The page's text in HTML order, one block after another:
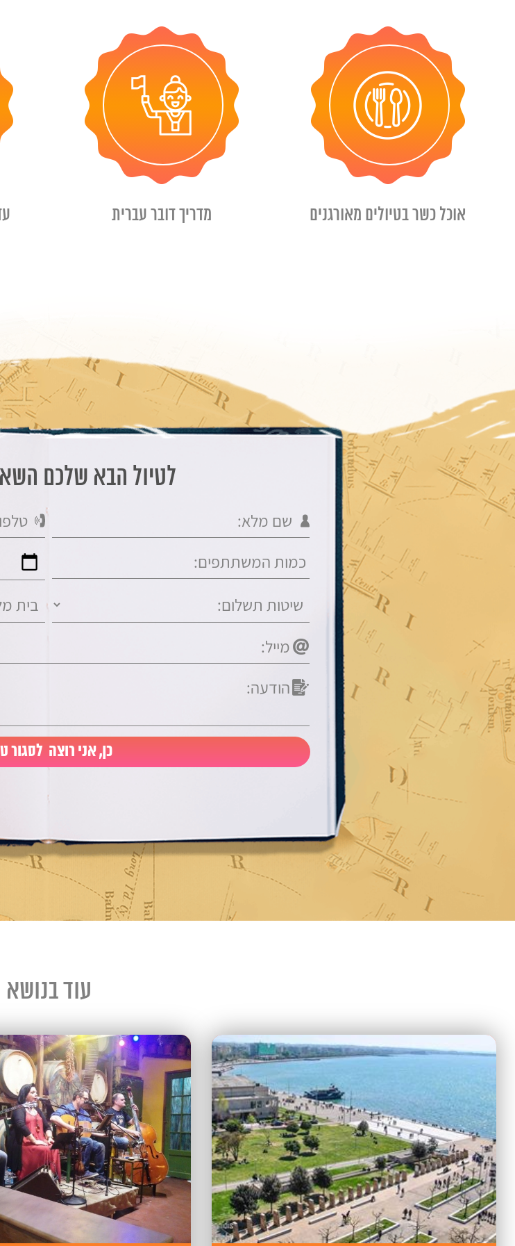
אוכל כשר בטיולים מאורגנים מדריך דובר עברית
לטיול הבא שלכם
עוד בנושא